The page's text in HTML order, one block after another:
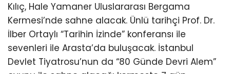
Kılıç, Hale Yamaner Uluslararası Bergama
Kermesi’nde sahne alacak. Ünlü tarihçi Prof. Dr.
İlber Ortaylı “Tarihin İzinde” konferansı ile
sevenleri ile Arasta’da buluşacak. İstanbul
Devlet Tiyatrosu’nun da “80 Günde Devri Alem”